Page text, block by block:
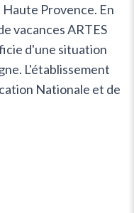
Haute Provence. En
vacances ARTES
d'une situation
L'établissement
Nationale et de